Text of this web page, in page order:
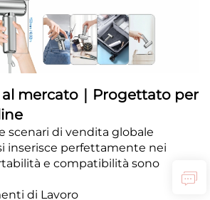
mercato｜Progettato per
scenari di vendita globale
inserisce perfettamente nei
e compatibilità sono
di Lavoro